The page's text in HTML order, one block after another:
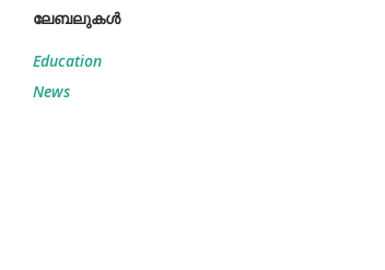
ലേബലുകള്‍
Education
News